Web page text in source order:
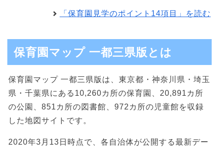
「保育園見学のポイント14項目」を読む
保育園マップ 一都三県版とは
保育園マップ 一都三県版は、東京都・神奈川県・埼玉
県・千葉県にある10,260カ所の保育園、20,891カ所
の公園、851カ所の図書館、972カ所の児童館を収録
した地図サイトです。
2020年3月13日時点で、各自治体が公開する最新デー